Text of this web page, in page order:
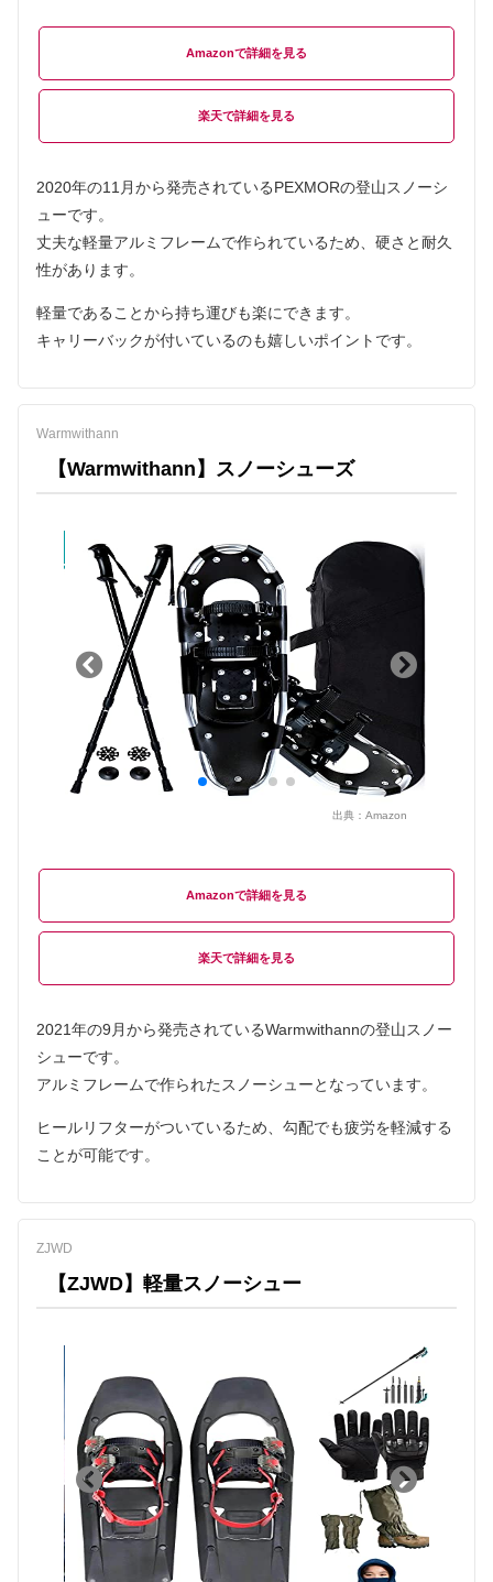
Amazon
楽天
2020年の11月から発売されているPEXMORの登山スノーシ
ューです。
丈夫な軽量アルミフレームで作られているため、硬さと耐久
性があります。
軽量であることから持ち運びも楽にできます。
キャリーバックが付いているのも嬉しいポイントです。
Warmwithann
【Warmwithann】スノーシューズ
出典： Amazon
Amazon
楽天
2021年の9月から発売されているWarmwithannの登山スノー
シューです。
アルミフレームで作られたスノーシューとなっています。
ヒールリフターがついているため、勾配でも疲労を軽減する
ことが可能です。
ZJWD
【ZJWD】軽量スノーシュー